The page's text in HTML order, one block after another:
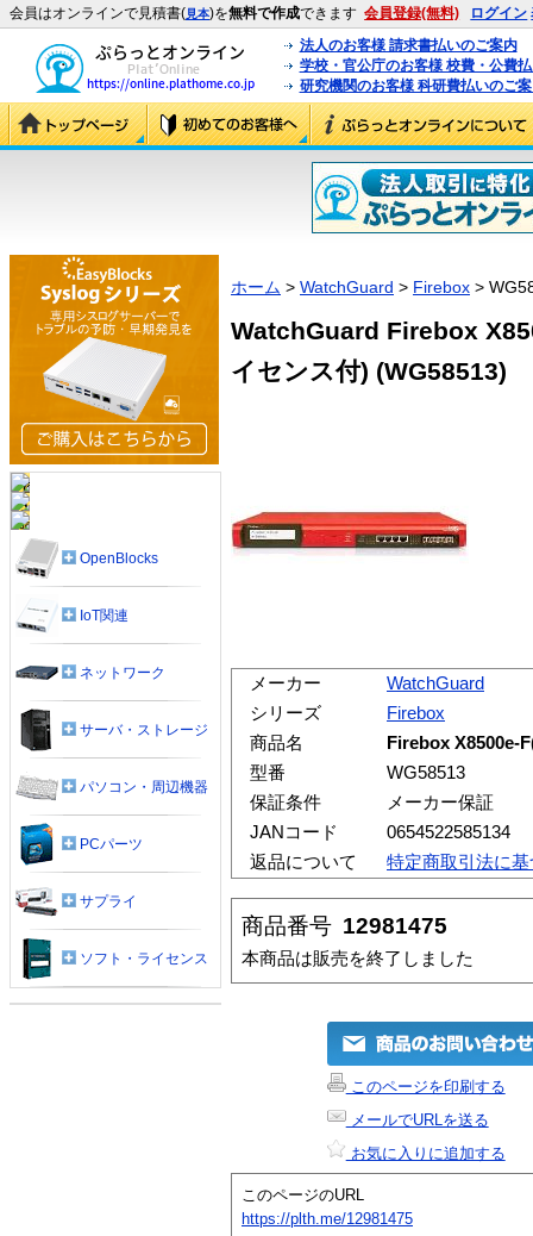
会員はオンラインで見積書(見本)を無料で作成できます 会員登録(無料) ログイン
法人のお客様 請求書払いのご案内
学校・官公庁のお客様 校費・公費
研究機関のお客様 科研費払いのご
ホーム > WatchGuard > Firebox >
WatchGuard Firebox
イセンス付) (WG58513)
メーカー
WatchGuard
シリーズ
Firebox
商品名
Firebox X8500e-
型番
WG58513
保証条件
メーカー保証
JANコード
0654522585134
返品について
特定商取引法に
商品番号 12981475
本商品は販売を終了しました
このページを印刷する
メールでURLを送る
お気に入りに追加する
このページのURL
https://plth.me/12981475
OpenBlocks
IoT関連
ネットワーク
サーバ・ストレージ
パソコン・周辺機器
PCパーツ
サプライ
ソフト・ライセンス